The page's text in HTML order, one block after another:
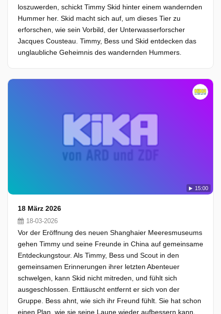
loszuwerden, schickt Timmy Skid hinter einem wandernden
Hummer her. Skid macht sich auf, um dieses Tier zu
erforschen, wie sein Vorbild, der Unterwasserforscher
Jacques Cousteau. Timmy, Bess und Skid entdecken das
unglaubliche Geheimnis des wandernden Hummers.
15:00
18 März 2026
18-03-2026
Vor der Eröffnung des neuen Shanghaier Meeresmuseums
gehen Timmy und seine Freunde in China auf gemeinsame
Entdeckungstour. Als Timmy, Bess und Scout in den
gemeinsamen Erinnerungen ihrer letzten Abenteuer
schwelgen, kann Skid nicht mitreden, und fühlt sich
ausgeschlossen. Enttäuscht entfernt er sich von der
Gruppe. Bess ahnt, wie sich ihr Freund fühlt. Sie hat schon
einen Plan, wie sie seine Laune wieder aufbessern kann.